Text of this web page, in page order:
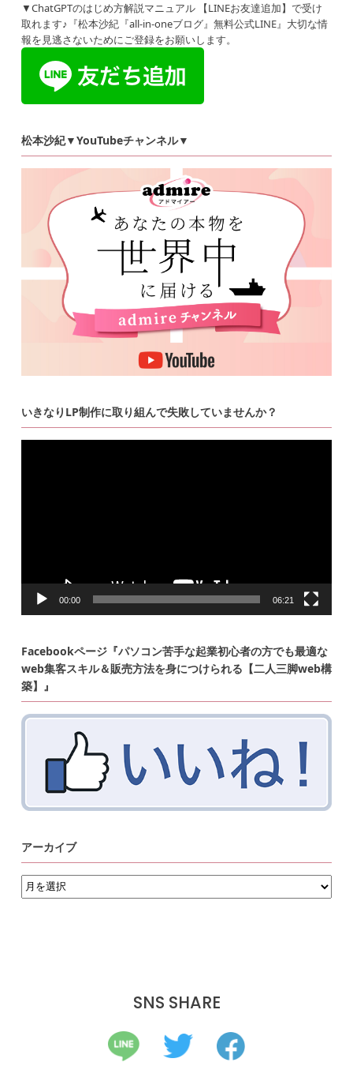
▼ChatGPTのはじめ方解説マニュアル 【LINEお友達追加】で受け
取れます♪『松本沙紀『all-in-oneブログ』無料公式LINE』大切な情
報を見逃さないためにご登録をお願いします。
松本沙紀▼YouTubeチャンネル▼
いきなりLP制作に取り組んで失敗していませんか？
動
00:00 06:21
Facebookページ『パソコン苦手な起業初心者の方でも最適な
web集客スキル＆販売方法を身につけられる【二人三脚web構
築】』
アーカイブ
ア
ー
カ
SNS SHARE